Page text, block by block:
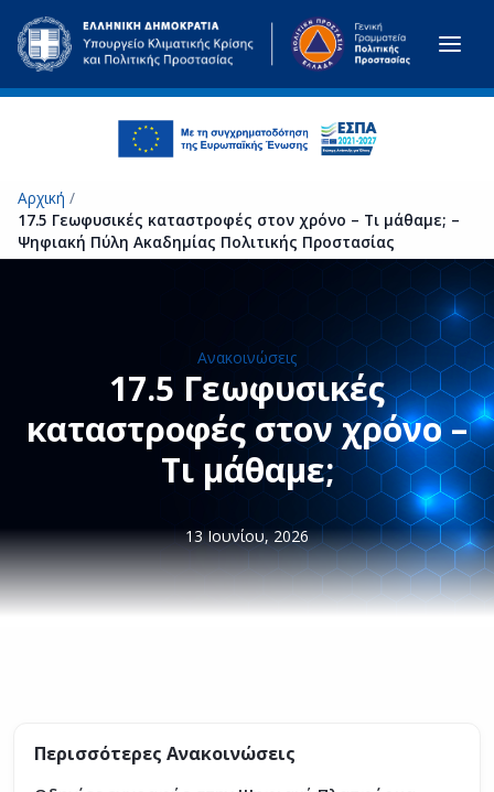
Μετάβαση στο κύριο περιεχόμενο
Αρχική /
17.5 Γεωφυσικές καταστροφές στον χρόνο – Τι μάθαμε; –
Ψηφιακή Πύλη Ακαδημίας Πολιτικής Προστασίας
Ανακοινώσεις
17.5 Γεωφυσικές
καταστροφές στον χρόνο –
Τι μάθαμε;
13 Ιουνίου, 2026
Περισσότερες Ανακοινώσεις